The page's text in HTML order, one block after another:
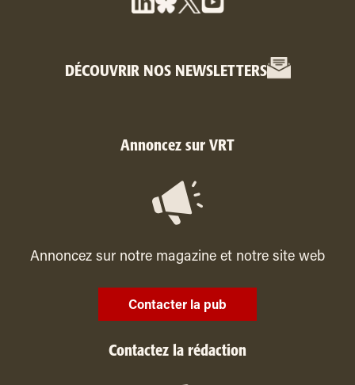
DÉCOUVRIR NOS NEWSLETTERS
Annoncez sur VRT
Annoncez sur notre magazine et notre site web
Contacter la pub
Contactez la rédaction